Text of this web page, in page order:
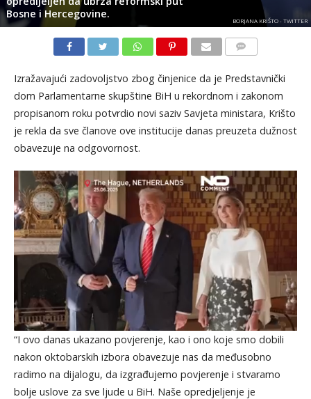
Bosne i Hercegovine.
BORJANA KRIŠTO - TWITTER
Izražavajući zadovoljstvo zbog činjenice da je Predstavnički
dom Parlamentarne skupštine BiH u rekordnom i zakonom
propisanom roku potvrdio novi saziv Savjeta ministara, Krišto
je rekla da sve članove ove institucije danas preuzeta dužnost
obavezuje na odgovornost.
“I ovo danas ukazano povjerenje, kao i ono koje smo dobili
nakon oktobarskih izbora obavezuje nas da međusobno
radimo na dijalogu, da izgrađujemo povjerenje i stvaramo
bolje uslove za sve ljude u BiH. Naše opredjeljenje je